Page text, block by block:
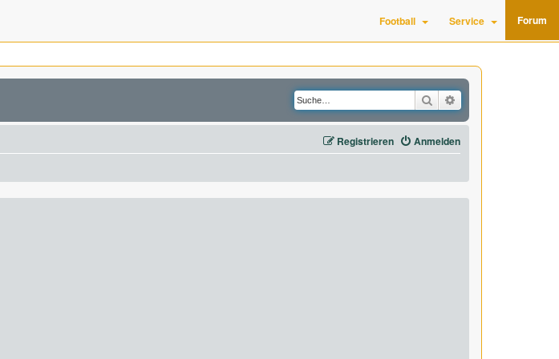
Football Service Forum
Suche
Anmelden
Registrieren